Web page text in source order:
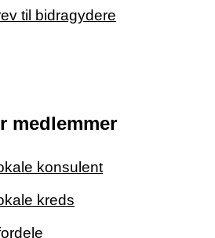
til bidragydere
medlemmer
konsulent
kreds